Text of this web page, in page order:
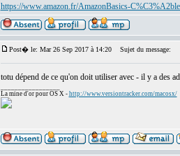
https://www.amazon.fr/AmazonBasics-
Post� le: Mar 26 Sep 2017 à 14:20 Sujet du message:
totu dépend de ce qu'on doit utiliser avec - il y a des
La mine d'or pour OS X - http://www.versiontracker.com/macosx/